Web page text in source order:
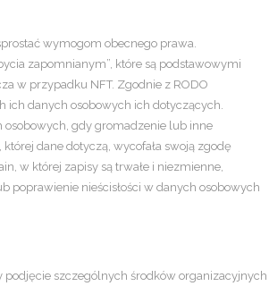
wymogom obecnego prawa.
zapomnianym”, które są podstawowymi
w przypadku NFT. Zgodnie z RODO
ich danych osobowych ich dotyczących.
gdy gromadzenie lub inne
dane dotyczą, wycofała swoją zgodę
w której zapisy są trwałe i niezmienne,
poprawienie nieścisłości w danych osobowych
szczególnych środków organizacyjnych